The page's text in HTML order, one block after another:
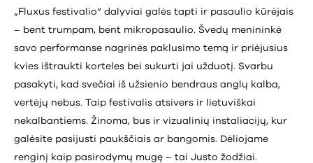
„Fluxus festivalio“ dalyviai galės tapti ir pasaulio kūrėjais
– bent trumpam, bent mikropasaulio. Švedų menininkė
savo performanse nagrinės paklusimo temą ir priėjusius
kvies ištraukti korteles bei sukurti jai užduotį. Svarbu
pasakyti, kad svečiai iš užsienio bendraus anglų kalba,
vertėjų nebus. Taip festivalis atsivers ir lietuviškai
nekalbantiems. Žinoma, bus ir vizualinių instaliacijų, kur
galėsite pasijusti paukščiais ar bangomis. Dėliojame
renginį kaip pasirodymų mugę – tai Justo žodžiai.